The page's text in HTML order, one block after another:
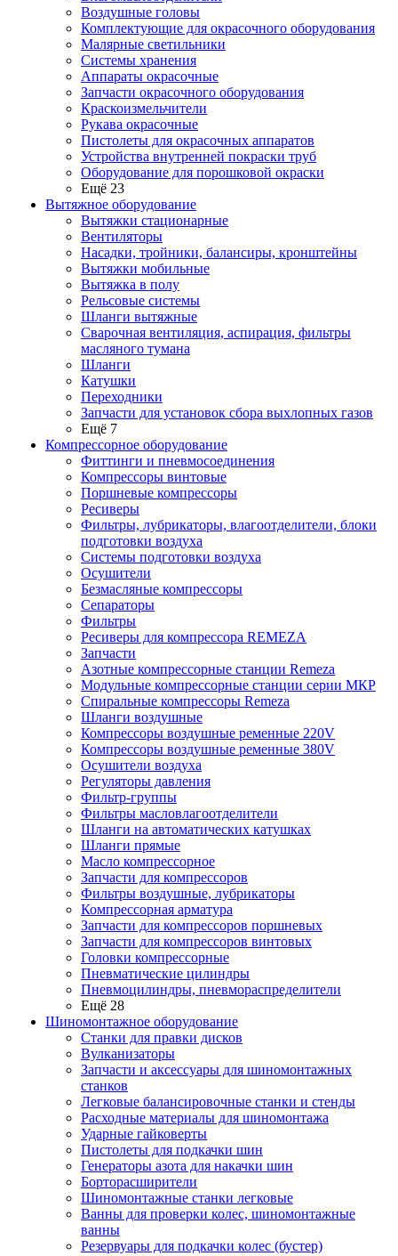
Воздушные головы
Комплектующие для окрасочного оборудования
Малярные светильники
Системы хранения
Аппараты окрасочные
Запчасти окрасочного оборудования
Краскоизмельчители
Рукава окрасочные
Пистолеты для окрасочных аппаратов
Устройства внутренней покраски труб
Оборудование для порошковой окраски
Ещё 23
Вытяжное оборудование
Вытяжки стационарные
Вентиляторы
Насадки, тройники, балансиры, кронштейны
Вытяжки мобильные
Вытяжка в полу
Рельсовые системы
Шланги вытяжные
Сварочная вентиляция, аспирация, фильтры
масляного тумана
Шланги
Катушки
Переходники
Запчасти для установок сбора выхлопных газов
Ещё 7
Компрессорное оборудование
Фиттинги и пневмосоединения
Компрессоры винтовые
Поршневые компрессоры
Ресиверы
Фильтры, лубрикаторы, влагоотделители, блоки
подготовки воздуха
Системы подготовки воздуха
Осушители
Безмасляные компрессоры
Сепараторы
Фильтры
Ресиверы для компрессора REMEZA
Запчасти
Азотные компрессорные станции Remeza
Модульные компрессорные станции серии МКР
Спиральные компрессоры Remeza
Шланги воздушные
Компрессоры воздушные ременные 220V
Компрессоры воздушные ременные 380V
Осушители воздуха
Регуляторы давления
Фильтр-группы
Фильтры масловлагоотделители
Шланги на автоматических катушках
Шланги прямые
Масло компрессорное
Запчасти для компрессоров
Фильтры воздушные, лубрикаторы
Компрессорная арматура
Запчасти для компрессоров поршневых
Запчасти для компрессоров винтовых
Головки компрессорные
Пневматические цилиндры
Пневмоцилиндры, пневмораспределители
Ещё 28
Шиномонтажное оборудование
Станки для правки дисков
Вулканизаторы
Запчасти и аксессуары для шиномонтажных
станков
Легковые балансировочные станки и стенды
Расходные материалы для шиномонтажа
Ударные гайковерты
Пистолеты для подкачки шин
Генераторы азота для накачки шин
Борторасширители
Шиномонтажные станки легковые
Ванны для проверки колес, шиномонтажные
ванны
Резервуары для подкачки колес (бустер)